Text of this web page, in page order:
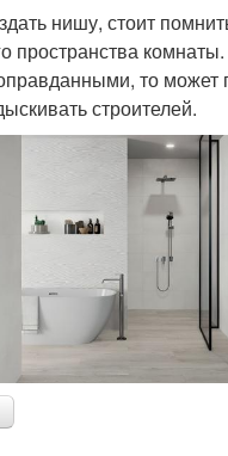
нишу, стоит
пространства
то может
строителей.